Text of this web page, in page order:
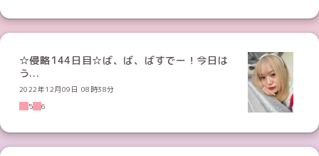
☆侵略144日目☆ば、ば、ばすでー！今日は
う...
2022年12月09日 08時38分
5
6